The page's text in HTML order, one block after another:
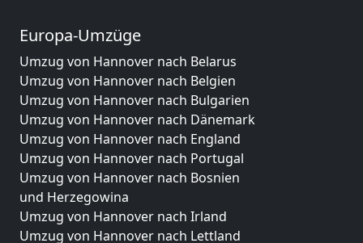
Europa-Umzüge
Umzug von Hannover nach Belarus
Umzug von Hannover nach Belgien
Umzug von Hannover nach Bulgarien
Umzug von Hannover nach Dänemark
Umzug von Hannover nach England
Umzug von Hannover nach Portugal
Umzug von Hannover nach Bosnien
und Herzegowina
Umzug von Hannover nach Irland
Umzug von Hannover nach Lettland